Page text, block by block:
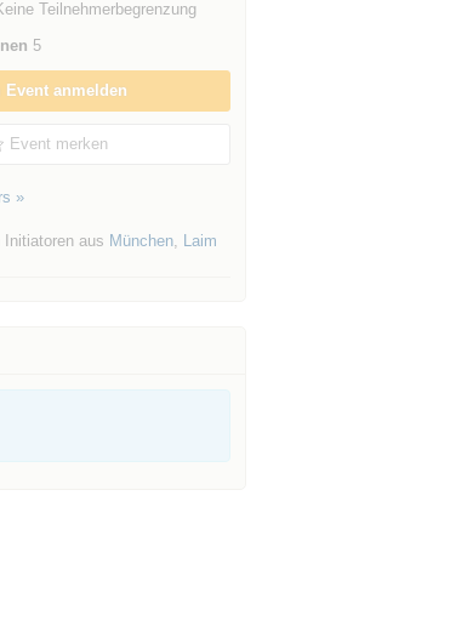
Teilnehmerbegrenzung
5
Event anmelden
Event merken
»
aus München, Laim